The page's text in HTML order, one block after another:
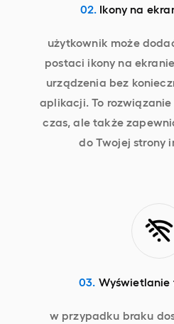
02. Ikony na
użytkownik może
postaci ikony na
urządzenia bez
aplikacji. To
czas, ale także
do Twojej strony
03.
w przypadku braku